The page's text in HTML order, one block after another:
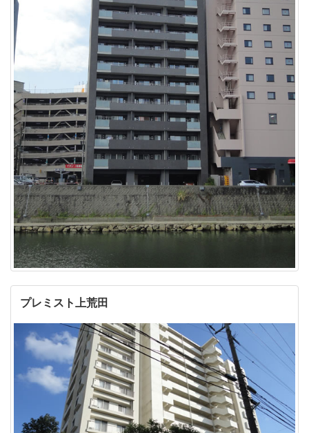
プレミスト上荒田